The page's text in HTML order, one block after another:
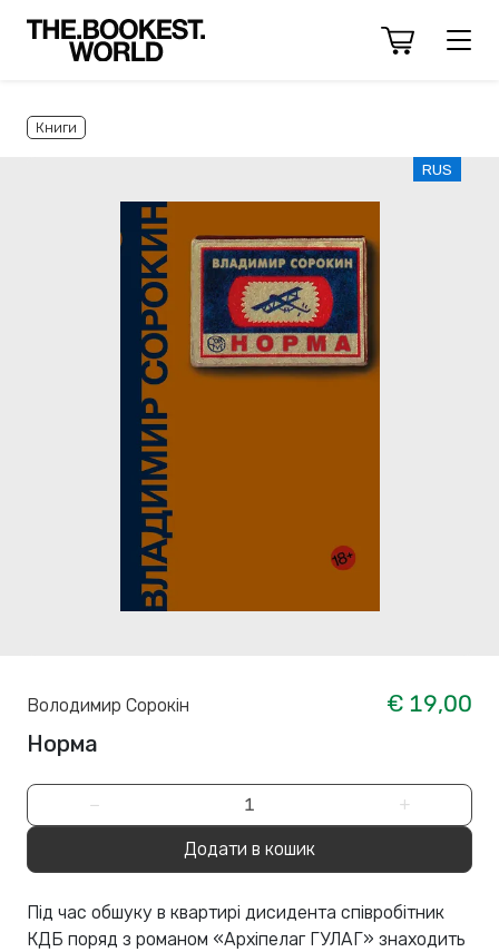
Книги
RUS
Володимир Сорокін
€ 19,00
Норма
− +
Додати в кошик
Під час обшуку в квартирі дисидента співробітник
КДБ поряд з романом «Архіпелаг ГУЛАГ» знаходить